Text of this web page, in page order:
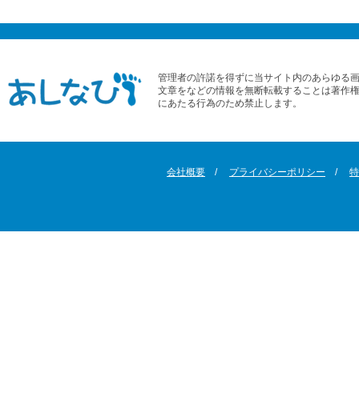
管理者の許諾を得ずに当サイト内のあらゆる
文章をなどの情報を無断転載することは著作
にあたる行為のため禁止します。
会社概要 プライバシーポリシー